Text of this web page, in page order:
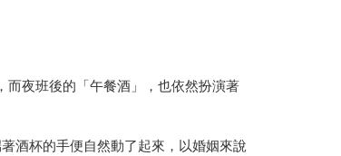
夜班後的「午餐酒」，也依然扮演著
酒杯的手便自然動了起來，以婚姻來說